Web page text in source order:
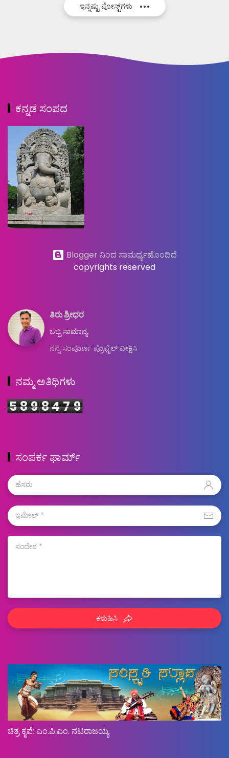
ಇನ್ನಷ್ಟು ಪೋಸ್ಟ್‌ಗಳು
ಕನ್ನಡ ಸಂಪದ
Blogger ನಿಂದ ಸಾಮರ್ಥ್ಯಹೊಂದಿದೆ
copyrights reserved
ತಿರು ಶ್ರೀಧರ
ಒಬ್ಬ ಸಾಮಾನ್ಯ.
ನನ್ನ ಸಂಪೂರ್ಣ ಪ್ರೊಫೈಲ್ ವೀಕ್ಷಿಸಿ
ನಮ್ಮ ಅತಿಥಿಗಳು
589847 9
ಸಂಪರ್ಕ ಫಾರ್ಮ್
ಕಳುಹಿಸಿ
ಚಿತ್ರ ಕೃಪೆ: ಎಂ.ಪಿ.ಎಂ. ನಟರಾಜಯ್ಯ